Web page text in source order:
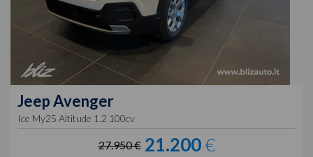
JeepAvenger
Ice My25 Altitude 1.2 100cv
27.950 € 21.200€